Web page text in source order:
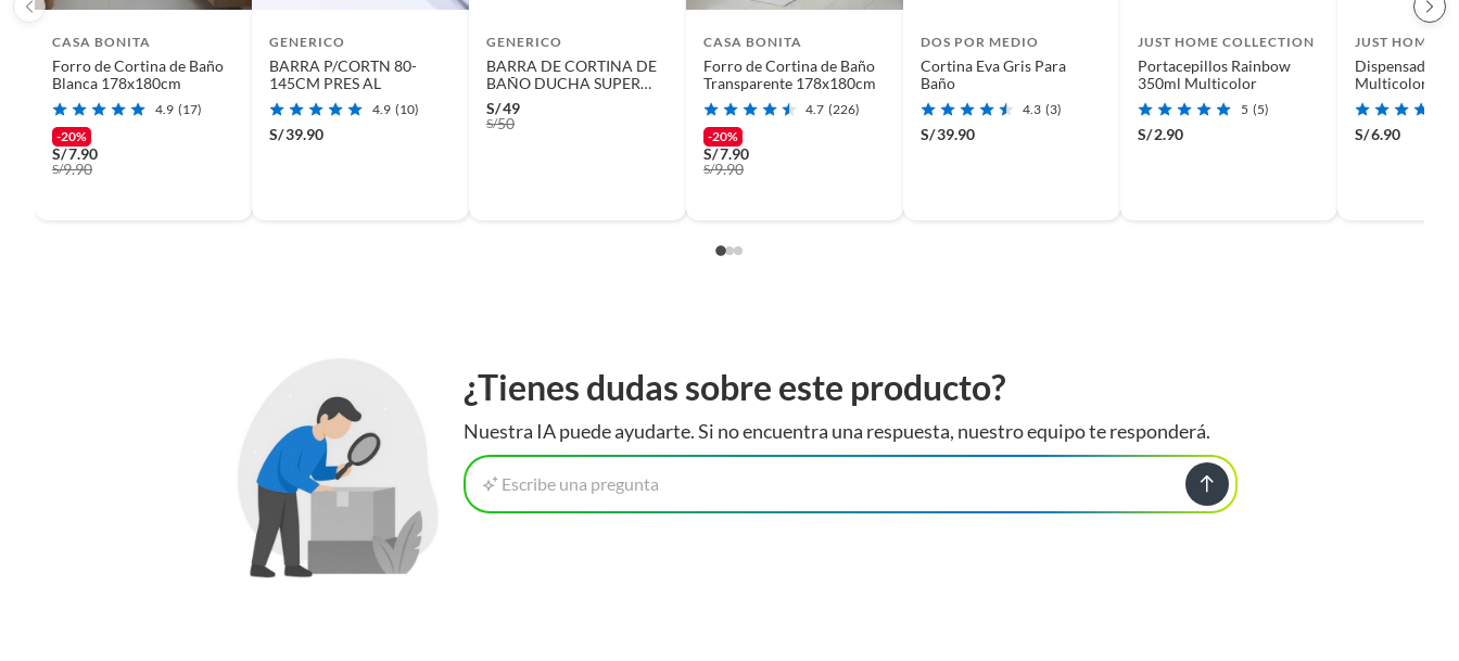
Complementa tuCortina de Baño Safiro 180x180cm
Para completar tu baño, considera las barras de cortina, esenciales para colgar tu nueva cortina. También puedes
explorar las cortinas de baño, para tener una de repuesto o para cambiar el estilo de tu baño. Finalmente, no olvides
CASA BONITA
Forro de Cortina de Baño
Blanca 178x180cm
4.9 (17)
-20%
S/7.90
S/9.90
GENERICO
BARRA P/CORTN 80-
145CM PRES AL
4.9 (10)
S/39.90
GENERICO
BARRA DE CORTINA DE
BAÑO DUCHA SUPER
RESISTENTE 70-120 CM
S/49
S/50
CASA BONITA
Forro de Cortina de Baño
Transparente 178x180cm
4.7 (226)
-20%
S/7.90
S/9.90
DOS POR MEDIO
Cortina Eva Gris Para
Baño
4.3 (3)
S/39.90
JUST HOME COLLECTION
Portacepillos Rainbow
350ml Multicolor
5 (5)
S/2.90
JUST HOME
Dispensador
Multicolor
S/6.90
¿Tienes dudas sobre este producto?
Nuestra IA puede ayudarte. Si no encuentra una respuesta, nuestro equipo te responderá.
Escribe una pregunta